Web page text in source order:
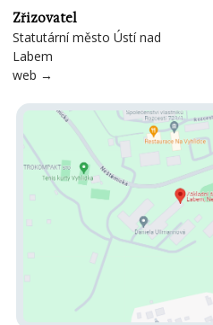
Zřizovatel
Statutární město Ústí nad
Labem
web →